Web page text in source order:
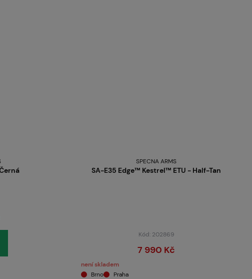
SPECNA ARMS
SA-E35 Edge™ Kestrel™ ETU - Half-Tan
Kód: 202869
7 990 Kč
není skladem
Brno
Praha